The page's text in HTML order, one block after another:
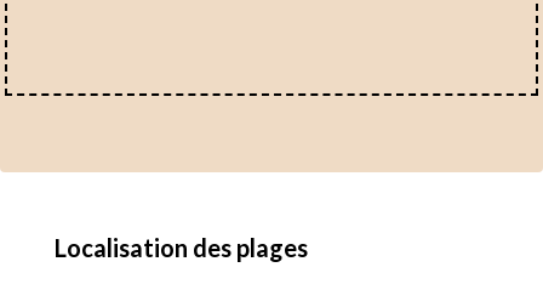
Localisation des plages